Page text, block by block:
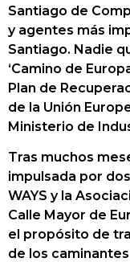
Santiago de
y agentes más
Santiago. Nadie
‘Camino de
Plan de
de la Unión
Ministerio de
Tras muchos
impulsada por
WAYS y la
Calle Mayor de
el propósito de
de los